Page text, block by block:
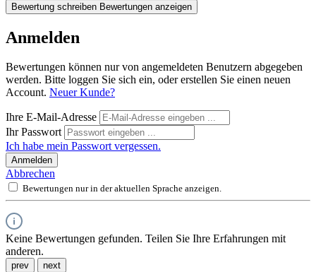
Bewertung schreiben Bewertungen anzeigen
Anmelden
Bewertungen können nur von angemeldeten Benutzern abgegeben
werden. Bitte loggen Sie sich ein, oder erstellen Sie einen neuen
Account. Neuer Kunde?
Ihre E-Mail-Adresse
Ihr Passwort
Ich habe mein Passwort vergessen.
Anmelden
Abbrechen
Bewertungen nur in der aktuellen Sprache anzeigen.
Keine Bewertungen gefunden. Teilen Sie Ihre Erfahrungen mit
anderen.
prev next